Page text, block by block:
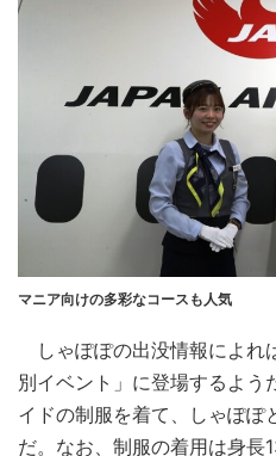
マニア向けの多彩なコースも人気
しゃぽぽの出没情報によれ
別イベント」に登場するよ
イドの制服を着て、しゃぽぽ
だ。なお、制服の着用は身長